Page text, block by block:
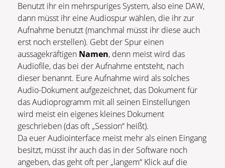
Benutzt ihr ein mehrspuriges System, also eine DAW,
dann müsst ihr eine Audiospur wählen, die ihr zur
Aufnahme benutzt (manchmal müsst ihr diese auch
erst noch erstellen). Gebt der Spur einen
aussagekräftigen Namen, denn meist wird das
Audiofile, das bei der Aufnahme entsteht, nach
dieser benannt. Eure Aufnahme wird als solches
Audio-Dokument aufgezeichnet, das Dokument für
das Audioprogramm mit all seinen Einstellungen
wird meist ein eigenes kleines Dokument
geschrieben (das oft „Session“ heißt).
Da euer Audiointerface meist mehr als einen Eingang
besitzt, müsst ihr auch das in der Software noch
angeben, das geht oft per „langem“ Klick auf die